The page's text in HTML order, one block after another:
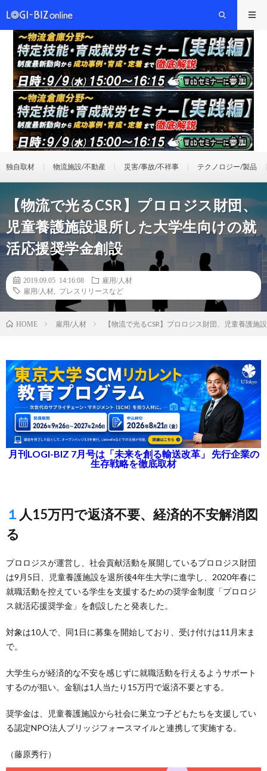
独自取材 物流施設/不動産 災害/事故/不祥事 テクノロジー/製品
【物流で光るCSR】プロロジス財団、
児童養護施設退所した大学生向けの就
活応援奨学金創設
2019.09.05 14:16:08
雇用/人材
雇用/人材
プレスリリースなど
HOME 雇用/人材 【物流で光るCSR】プロロジス財団、児童養護
月刊LOGI-BIZ 7月号は「未来を創る輸送改革」 先行企業の
生存戦略を徹底取材
１人15万円で返済不要、経済的不安解消図
る
プロロジスが運営し、社会貢献活動を展開しているプロロジス財団
は9月5日、児童養護施設を退所後4年生大学に進学し、2020年春に
就職活動を控えている学生を支援するための奨学金制度「プロロジ
ス就活応援奨学金」を創設したと発表した。
対象は10人で、同1日に募集を開始しており、受け付けは11月末ま
で。
大学生らが経済的な不安を感じずに就職活動を行えるようサポート
するのが狙い。金額は1人当たり15万円で返済不要とする。
奨学金は、児童養護施設から社会に巣立つ子どもたちを支援してい
る認定NPO法人ブリッジフォースマイルと連携して実施する。
（藤原秀行）